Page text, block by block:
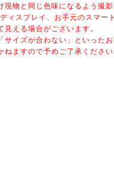
現物と同じ色味になるよう撮
ィスプレイ、お手元のスマー
える場合がございます。
サイズが合わない」といった
ますので予めご了承ください